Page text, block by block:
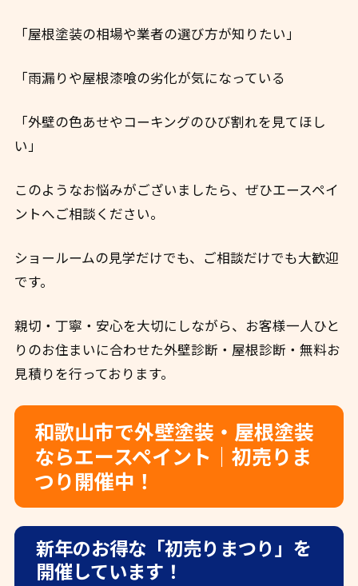
「屋根塗装の相場や業者の選び方が知りたい」
「雨漏りや屋根漆喰の劣化が気になっている
「外壁の色あせやコーキングのひび割れを見てほし
い」
このようなお悩みがございましたら、ぜひエースペイ
ントへご相談ください。
ショールームの見学だけでも、ご相談だけでも大歓迎
です。
親切・丁寧・安心を大切にしながら、お客様一人ひと
りのお住まいに合わせた外壁診断・屋根診断・無料お
見積りを行っております。
和歌山市で外壁塗装・屋根塗装
ならエースペイント｜初売りま
つり開催中！
新年のお得な「初売りまつり」を
開催しています！